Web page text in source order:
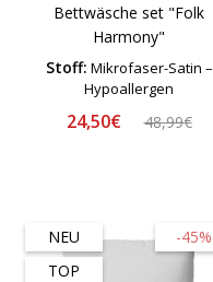
Bettwäsche set "Folk
Harmony"
Stoff: Mikrofaser-Satin –
Hypoallergen
24,50€ 48,99€
-45%
NEU
TOP